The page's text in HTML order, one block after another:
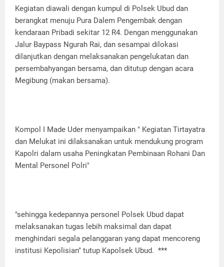
Kegiatan diawali dengan kumpul di Polsek Ubud dan
berangkat menuju Pura Dalem Pengembak dengan
kendaraan Pribadi sekitar 12 R4. Dengan menggunakan
Jalur Baypass Ngurah Rai, dan sesampai dilokasi
dilanjutkan dengan melaksanakan pengelukatan dan
persembahyangan bersama, dan ditutup dengan acara
Megibung (makan bersama).
Kompol I Made Uder menyampaikan " Kegiatan Tirtayatra
dan Melukat ini dilaksanakan untuk mendukung program
Kapolri dalam usaha Peningkatan Pembinaan Rohani Dan
Mental Personel Polri"
"sehingga kedepannya personel Polsek Ubud dapat
melaksanakan tugas lebih maksimal dan dapat
menghindari segala pelanggaran yang dapat mencoreng
institusi Kepolisian" tutup Kapolsek Ubud. ***